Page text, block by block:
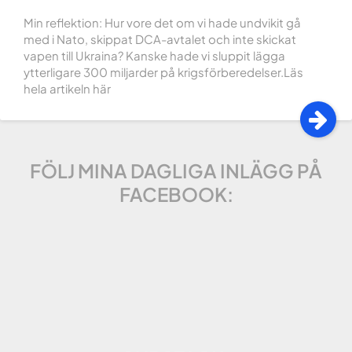
Min reflektion: Hur vore det om vi hade undvikit gå
med i Nato, skippat DCA-avtalet och inte skickat
vapen till Ukraina? Kanske hade vi sluppit lägga
ytterligare 300 miljarder på krigsförberedelser.Läs
hela artikeln här
FÖLJ MINA DAGLIGA INLÄGG PÅ
FACEBOOK: